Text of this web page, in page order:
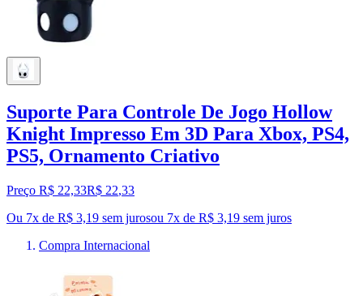
Suporte Para Controle De Jogo Hollow
Knight Impresso Em 3D Para Xbox, PS4,
PS5, Ornamento Criativo
Preço R$ 22,33R$ 22,33
Ou 7x de R$ 3,19 sem jurosou 7x de R$ 3,19 sem juros
Compra Internacional